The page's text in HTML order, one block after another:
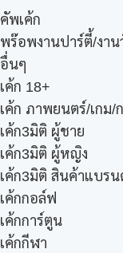
คัพเค้ก
พร๊อพงานปาร์ตี้/งาน
อื่นๆ
เค้ก 18+
เค้ก ภาพยนตร์/เกม/
เค้ก3มิติ ผู้ชาย
เค้ก3มิติ ผู้หญิง
เค้ก3มิติ สินค้าแบรน
เค้กกอล์ฟ
เค้กการ์ตูน
เค้กกีฬา